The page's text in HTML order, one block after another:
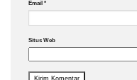
Email *
Situs Web